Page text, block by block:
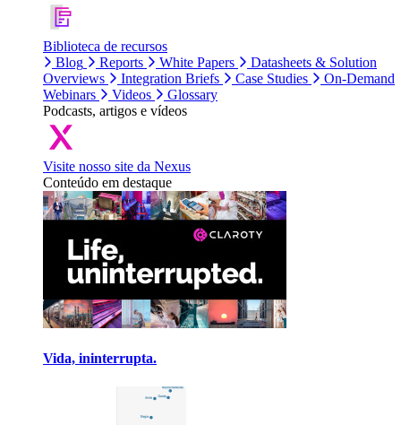
Biblioteca de recursos
Blog
Reports White Papers
Datasheets & Solution
Overviews
Integration Briefs Case Studies
On-Demand
Webinars
Videos
Glossary
Podcasts, artigos e vídeos
Visite nosso site da Nexus
Conteúdo em destaque
Vida, ininterrupta.